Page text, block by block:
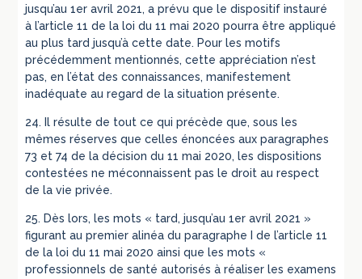
jusqu’au 1er avril 2021, a prévu que le dispositif instauré
à l’article 11 de la loi du 11 mai 2020 pourra être appliqué
au plus tard jusqu’à cette date. Pour les motifs
précédemment mentionnés, cette appréciation n’est
pas, en l’état des connaissances, manifestement
inadéquate au regard de la situation présente.
24. Il résulte de tout ce qui précède que, sous les
mêmes réserves que celles énoncées aux paragraphes
73 et 74 de la décision du 11 mai 2020, les dispositions
contestées ne méconnaissent pas le droit au respect
de la vie privée.
25. Dès lors, les mots « tard, jusqu’au 1er avril 2021 »
figurant au premier alinéa du paragraphe I de l’article 11
de la loi du 11 mai 2020 ainsi que les mots «
professionnels de santé autorisés à réaliser les examens